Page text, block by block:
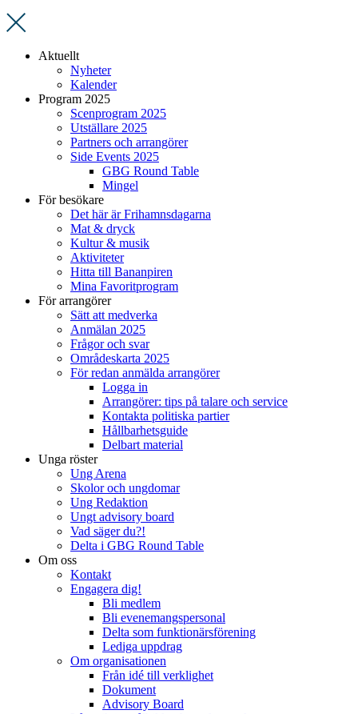
Aktuellt
Nyheter
Kalender
Program 2025
Scenprogram 2025
Utställare 2025
Partners och arrangörer
Side Events 2025
GBG Round Table
Mingel
För besökare
Det här är Frihamnsdagarna
Mat & dryck
Kultur & musik
Aktiviteter
Hitta till Bananpiren
Mina Favoritprogram
För arrangörer
Sätt att medverka
Anmälan 2025
Frågor och svar
Områdeskarta 2025
För redan anmälda arrangörer
Logga in
Arrangörer: tips på talare och service
Kontakta politiska partier
Hållbarhetsguide
Delbart material
Unga röster
Ung Arena
Skolor och ungdomar
Ung Redaktion
Ungt advisory board
Vad säger du?!
Delta i GBG Round Table
Om oss
Kontakt
Engagera dig!
Bli medlem
Bli evenemangspersonal
Delta som funktionärsförening
Lediga uppdrag
Om organisationen
Från idé till verklighet
Dokument
Advisory Board